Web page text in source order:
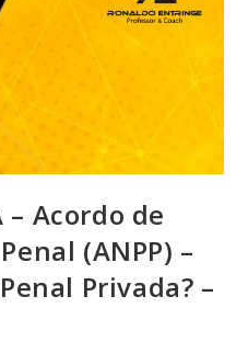
– Acordo de
(ANPP) –
Privada? –